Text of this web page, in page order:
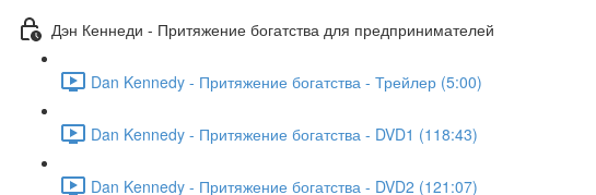
Дэн Кеннеди - Притяжение богатства для предпринимателей
Dan Kennedy - Притяжение богатства - Трейлер (5:00)
Dan Kennedy - Притяжение богатства - DVD1 (118:43)
Dan Kennedy - Притяжение богатства - DVD2 (121:07)